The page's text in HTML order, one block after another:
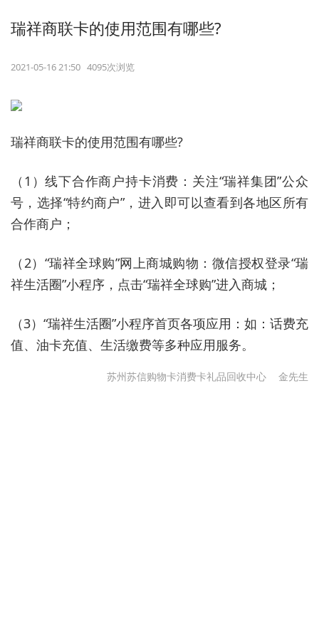
瑞祥商联卡的使用范围有哪些?
2021-05-16 21:50 4095次浏览
瑞祥商联卡的使用范围有哪些?
（1）线下合作商户持卡消费：关注“瑞祥集团”公众
号，选择“特约商户”，进入即可以查看到各地区所有
合作商户；
（2）“瑞祥全球购”网上商城购物：微信授权登录“瑞
祥生活圈”小程序，点击“瑞祥全球购”进入商城；
（3）“瑞祥生活圈”小程序首页各项应用：如：话费充
值、油卡充值、生活缴费等多种应用服务。
苏州苏信购物卡消费卡礼品回收中心 金先生